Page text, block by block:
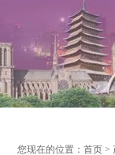
您现在的位置： 首页 >